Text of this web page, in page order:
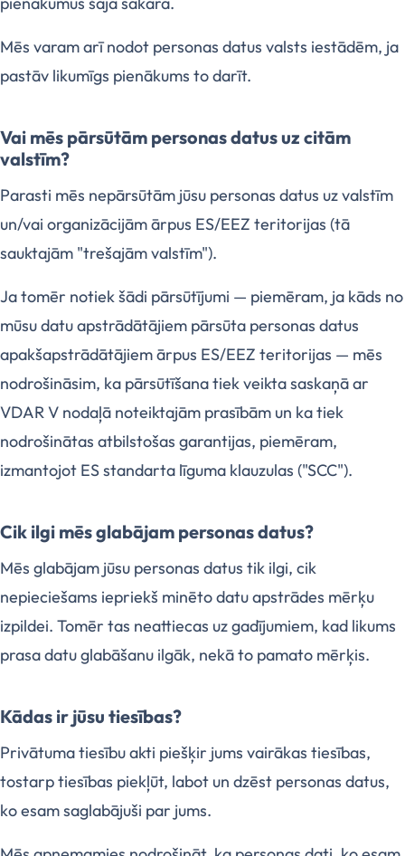
Mēs varam arī nodot personas datus valsts iestādēm, ja
pastāv likumīgs pienākums to darīt.
Vai mēs pārsūtām personas datus uz citām
valstīm?
Parasti mēs nepārsūtām jūsu personas datus uz valstīm
un/vai organizācijām ārpus ES/EEZ teritorijas (tā
sauktajām "trešajām valstīm").
Ja tomēr notiek šādi pārsūtījumi — piemēram, ja kāds no
mūsu datu apstrādātājiem pārsūta personas datus
apakšapstrādātājiem ārpus ES/EEZ teritorijas — mēs
nodrošināsim, ka pārsūtīšana tiek veikta saskaņā ar
VDAR V nodaļā noteiktajām prasībām un ka tiek
nodrošinātas atbilstošas garantijas, piemēram,
izmantojot ES standarta līguma klauzulas ("SCC").
Cik ilgi mēs glabājam personas datus?
Mēs glabājam jūsu personas datus tik ilgi, cik
nepieciešams iepriekš minēto datu apstrādes mērķu
izpildei. Tomēr tas neattiecas uz gadījumiem, kad likums
prasa datu glabāšanu ilgāk, nekā to pamato mērķis.
Kādas ir jūsu tiesības?
Privātuma tiesību akti piešķir jums vairākas tiesības,
tostarp tiesības piekļūt, labot un dzēst personas datus,
ko esam saglabājuši par jums.